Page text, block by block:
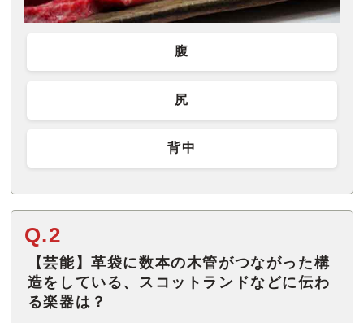
腹
尻
背中
Q.2
【芸能】革袋に数本の木管がつながった構
造をしている、スコットランドなどに伝わ
る楽器は？